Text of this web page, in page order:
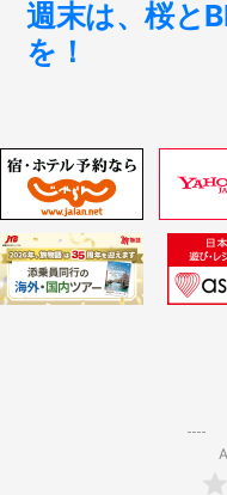
ゲ
ー
シ
ョ
ン
の
週末は、桜と
を！